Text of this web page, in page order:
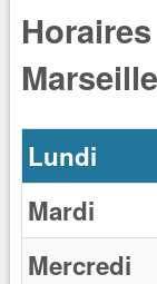
Lundi
Mardi
Mercredi